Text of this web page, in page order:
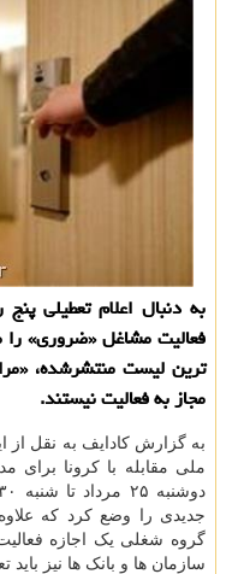
به دنبال اعلام تعطیلی
فعالیت مشاغل «ضروری» را
ترین لیست منتشرشده،
مجاز به فعالیت نیستند.
به گزارش کادایف به نقل از
ملی مقابله با کرونا برای
جدیدی را وضع کرد که
گروه شغلی یک اجازه
سازمان ها و بانک ها نیز باید